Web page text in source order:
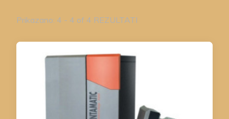
Prikazano: 4 - 4 of 4 REZULTATI